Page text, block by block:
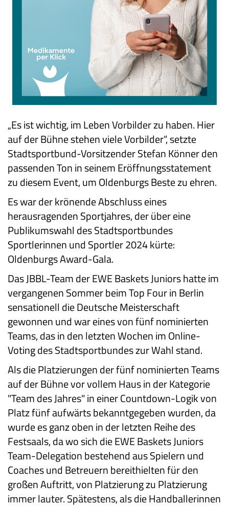
„Es ist wichtig, im Leben Vorbilder zu haben. Hier
auf der Bühne stehen viele Vorbilder“, setzte
Stadtsportbund-Vorsitzender Stefan Könner den
passenden Ton in seinem Eröffnungsstatement
zu diesem Event, um Oldenburgs Beste zu ehren.
Es war der krönende Abschluss eines
herausragenden Sportjahres, der über eine
Publikumswahl des Stadtsportbundes
Sportlerinnen und Sportler 2024 kürte:
Oldenburgs Award-Gala.
Das JBBL-Team der EWE Baskets Juniors hatte im
vergangenen Sommer beim Top Four in Berlin
sensationell die Deutsche Meisterschaft
gewonnen und war eines von fünf nominierten
Teams, das in den letzten Wochen im Online-
Voting des Stadtsportbundes zur Wahl stand.
Als die Platzierungen der fünf nominierten Teams
auf der Bühne vor vollem Haus in der Kategorie
"Team des Jahres" in einer Countdown-Logik von
Platz fünf aufwärts bekanntgegeben wurden, da
wurde es ganz oben in der letzten Reihe des
Festsaals, da wo sich die EWE Baskets Juniors
Team-Delegation bestehend aus Spielern und
Coaches und Betreuern bereithielten für den
großen Auftritt, von Platzierung zu Platzierung
immer lauter. Spätestens, als die Handballerinnen